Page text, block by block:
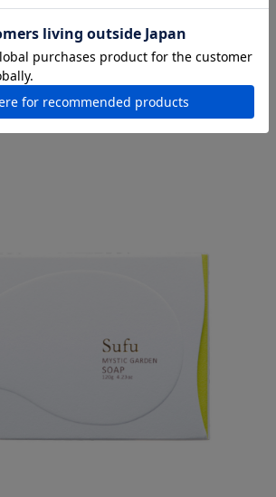
う名前は、「素材」へのこだわりと、「素肌」への
真摯なアプローチ。
な、心地よさをつくりあげたい、という想いか
ら、
（ふ）」を組み合わせて名付けられました。